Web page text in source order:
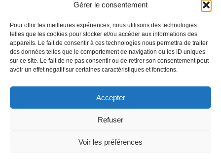
Gérer le consentement
Pour offrir les meilleures expériences, nous utilisons des technologies
telles que les cookies pour stocker et/ou accéder aux informations des
appareils. Le fait de consentir à ces technologies nous permettra de traiter
des données telles que le comportement de navigation ou les ID uniques
sur ce site. Le fait de ne pas consentir ou de retirer son consentement peut
avoir un effet négatif sur certaines caractéristiques et fonctions.
Accepter
Refuser
Voir les préférences
Le protecteur régional de l’élève peut
aussi traiter un cas d’acte de
violence à caractère sexuel de sa
propre initiative.